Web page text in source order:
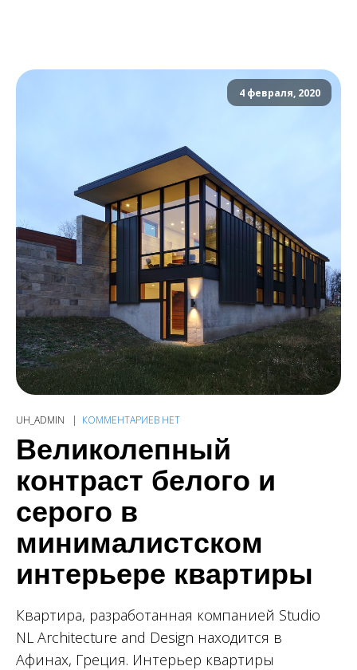
4 февраля, 2020
UH_ADMIN КОММЕНТАРИЕВ НЕТ
Великолепный
контраст белого и
серого в
минималистском
интерьере квартиры
Квартира, разработанная компанией Studio
NL Architecture and Design находится в
Афинах, Греция. Интерьер квартиры